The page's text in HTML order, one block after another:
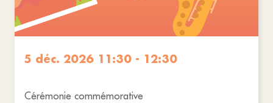
5 déc. 2026 11:30 - 12:30
Cérémonie commémorative